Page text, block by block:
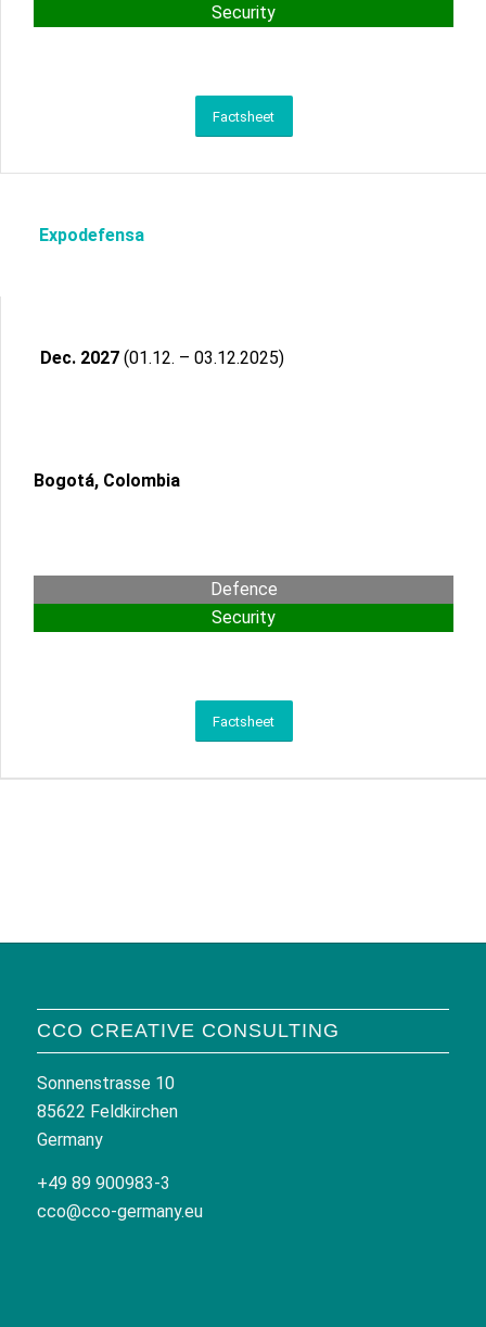
Security
Factsheet
Expodefensa
Dec. 2027(01.12. – 03.12.2025)
Bogotá, Colombia
Defence
Security
Factsheet
CCO CREATIVE CONSULTING
Sonnenstrasse 10
85622 Feldkirchen
Germany
+49 89 900983-3
cco@cco-germany.eu